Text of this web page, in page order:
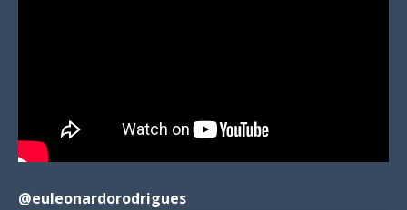
@euleonardorodrigues